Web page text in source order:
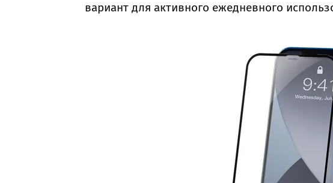
вариант для активного ежедневного